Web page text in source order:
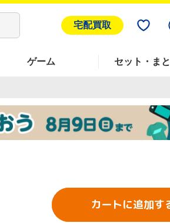
宅配買取
ゲーム セット・ま
カートに追加す